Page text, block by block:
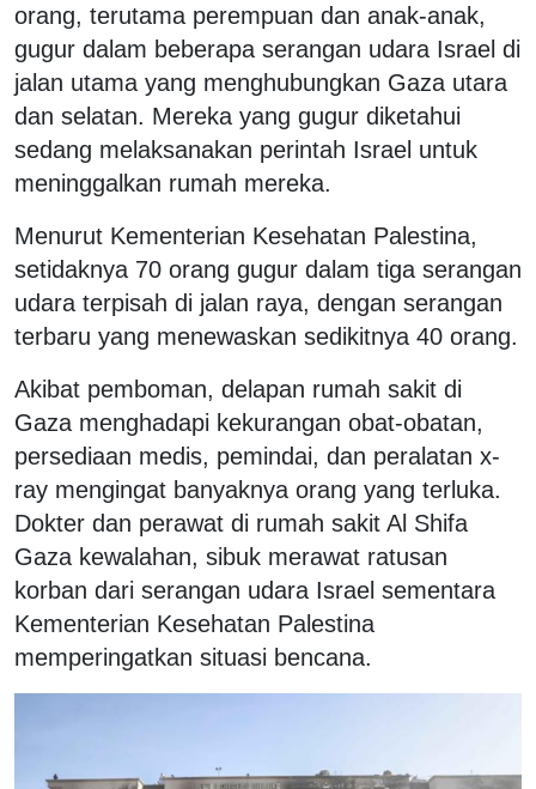
orang, terutama perempuan dan anak-anak,
gugur dalam beberapa serangan udara Israel di
jalan utama yang menghubungkan Gaza utara
dan selatan. Mereka yang gugur diketahui
sedang melaksanakan perintah Israel untuk
meninggalkan rumah mereka.
Menurut Kementerian Kesehatan Palestina,
setidaknya 70 orang gugur dalam tiga serangan
udara terpisah di jalan raya, dengan serangan
terbaru yang menewaskan sedikitnya 40 orang.
Akibat pemboman, delapan rumah sakit di
Gaza menghadapi kekurangan obat-obatan,
persediaan medis, pemindai, dan peralatan x-
ray mengingat banyaknya orang yang terluka.
Dokter dan perawat di rumah sakit Al Shifa
Gaza kewalahan, sibuk merawat ratusan
korban dari serangan udara Israel sementara
Kementerian Kesehatan Palestina
memperingatkan situasi bencana.